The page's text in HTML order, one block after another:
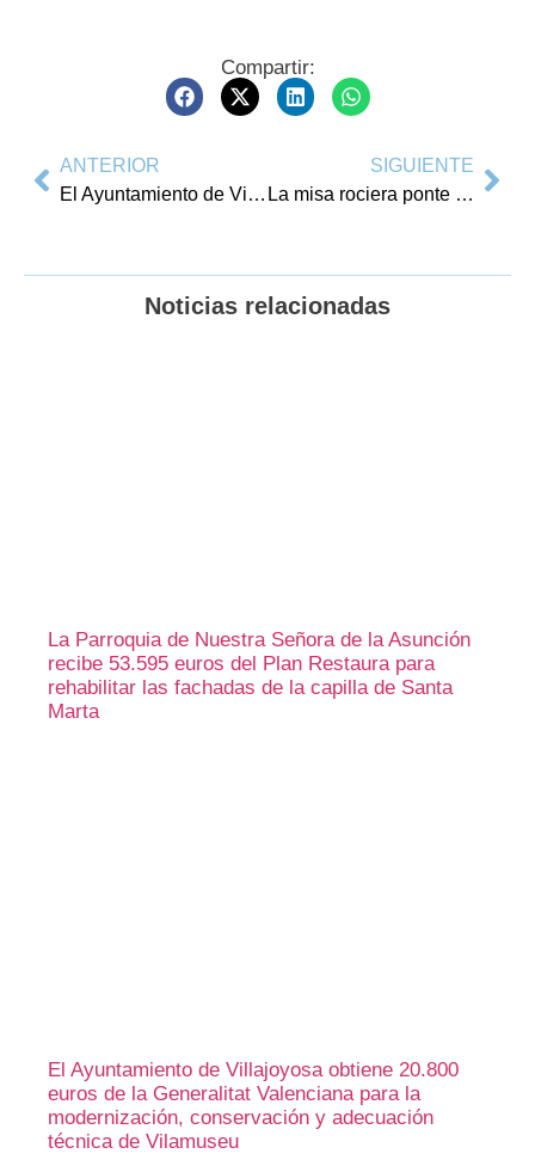
Compartir:
ANTERIOR
El Ayuntamiento de Villajoyosa convoca la 39 edición del Premi de Narrativa en Valencià Felipe Ramis
SIGUIENTE
La misa rociera ponte punto final en las fiestas en honor a la Virgen de Tíscar que se han celebrado este fin de semana en Villajoyosa
Noticias relacionadas
La Parroquia de Nuestra Señora de la Asunción
recibe 53.595 euros del Plan Restaura para
rehabilitar las fachadas de la capilla de Santa
Marta
El Ayuntamiento de Villajoyosa obtiene 20.800
euros de la Generalitat Valenciana para la
modernización, conservación y adecuación
técnica de Vilamuseu